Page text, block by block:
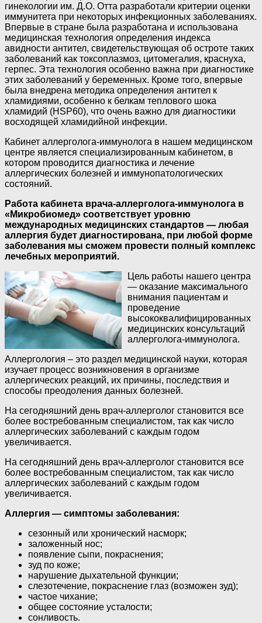
гинекологии им. Д.О. Отта разработали критерии оценки
иммунитета при некоторых инфекционных заболеваниях.
Впервые в стране была разработана и использована
медицинская технология определения индекса
авидности антител, свидетельствующая об остроте таких
заболеваний как токсоплазмоз, цитомегалия, краснуха,
герпес. Эта технология особенно важна при диагностике
этих заболеваний у беременных. Кроме того, впервые
была внедрена методика определения антител к
хламидиями, особенно к белкам теплового шока
хламидий (HSP60), что очень важно для диагностики
восходящей хламидийной инфекции.
Кабинет аллерголога-иммунолога в нашем медицинском
центре является специализированным кабинетом, в
котором проводится диагностика и лечение
аллергических болезней и иммунопатологических
состояний.
Работа кабинета врача-аллерголога-иммунолога в
«Микробиомед» соответствует уровню
международных медицинских стандартов — любая
аллергия будет диагностирована, при любой форме
заболевания мы сможем провести полный комплекс
лечебных мероприятий.
Цель работы нашего центра
— оказание максимального
внимания пациентам и
проведение
высококвалифицированных
медицинских консультаций
аллерголога-иммунолога.
Аллергология – это раздел медицинской науки, которая
изучает процесс возникновения в организме
аллергических реакций, их причины, последствия и
способы преодоления данных болезней.
На сегодняшний день врач-аллерголог становится все
более востребованным специалистом, так как число
аллергических заболеваний с каждым годом
увеличивается.
На сегодняшний день врач-аллерголог становится все
более востребованным специалистом, так как число
аллергических заболеваний с каждым годом
увеличивается.
Аллергия — симптомы заболевания:
сезонный или хронический насморк;
заложенный нос;
появление сыпи, покраснения;
зуд по коже;
нарушение дыхательной функции;
слезотечение, покраснение глаз (возможен зуд);
частое чихание;
общее состояние усталости;
сонливость.